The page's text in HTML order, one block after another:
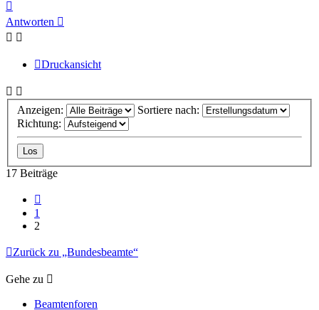
oben
Antworten
Druckansicht
Anzeigen:
Sortiere nach:
Richtung:
17 Beiträge
1
2
Zurück zu „Bundesbeamte“
Gehe zu
Beamtenforen